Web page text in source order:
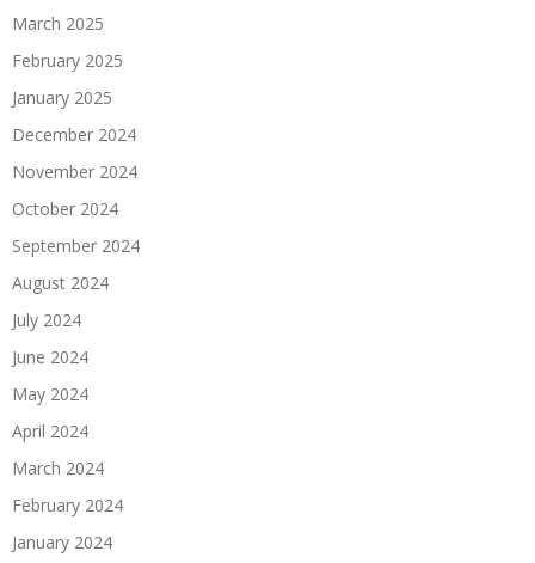
March 2025
February 2025
January 2025
December 2024
November 2024
October 2024
September 2024
August 2024
July 2024
June 2024
May 2024
April 2024
March 2024
February 2024
January 2024